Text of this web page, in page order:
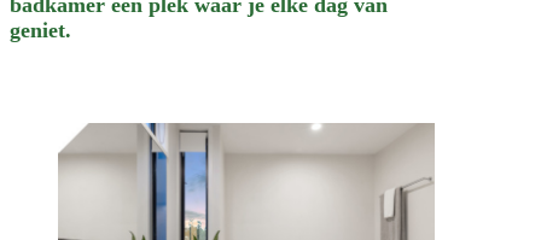
badkamer een plek waar je elke dag van
geniet.